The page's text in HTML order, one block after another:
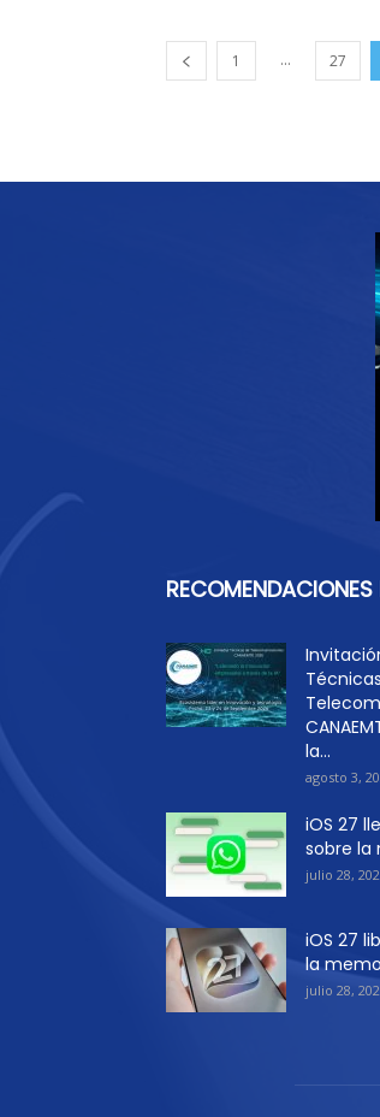
1 ... 27
RECOMENDACIONES
la...
agosto 3,
iOS 27
sobre la
julio 28,
iOS 27
la
julio 28,